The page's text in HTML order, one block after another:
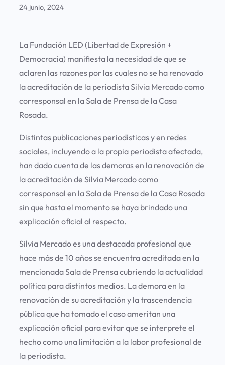
24 junio, 2024
La Fundación LED (Libertad de Expresión +
Democracia) manifiesta la necesidad de que se
aclaren las razones por las cuales no se ha renovado
la acreditación de la periodista Silvia Mercado como
corresponsal en la Sala de Prensa de la Casa
Rosada.
Distintas publicaciones periodísticas y en redes
sociales, incluyendo a la propia periodista afectada,
han dado cuenta de las demoras en la renovación de
la acreditación de Silvia Mercado como
corresponsal en la Sala de Prensa de la Casa Rosada
sin que hasta el momento se haya brindado una
explicación oficial al respecto.
Silvia Mercado es una destacada profesional que
hace más de 10 años se encuentra acreditada en la
mencionada Sala de Prensa cubriendo la actualidad
política para distintos medios. La demora en la
renovación de su acreditación y la trascendencia
pública que ha tomado el caso ameritan una
explicación oficial para evitar que se interprete el
hecho como una limitación a la labor profesional de
la periodista.